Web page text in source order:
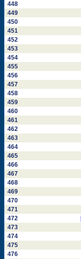
448
449
450
451
452
453
454
455
456
457
458
459
460
461
462
463
464
465
466
467
468
469
470
471
472
473
474
475
476